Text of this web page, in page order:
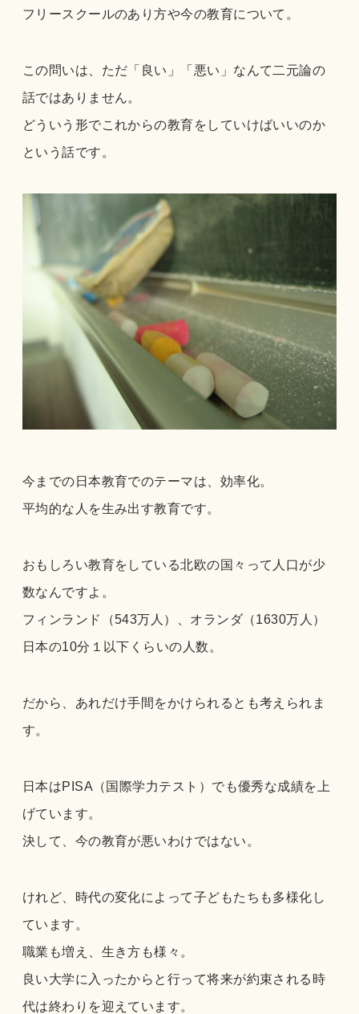
フリースクールのあり方や今の教育について。
この問いは、ただ「良い」「悪い」なんて二元論の
話ではありません。
どういう形でこれからの教育をしていけばいいのか
という話です。
今までの日本教育でのテーマは、効率化。
平均的な人を生み出す教育です。
おもしろい教育をしている北欧の国々って人口が少
数なんですよ。
フィンランド（543万人）、オランダ（1630万人）
日本の10分１以下くらいの人数。
だから、あれだけ手間をかけられるとも考えられま
す。
日本はPISA（国際学力テスト）でも優秀な成績を上
げています。
決して、今の教育が悪いわけではない。
けれど、時代の変化によって子どもたちも多様化し
ています。
職業も増え、生き方も様々。
良い大学に入ったからと行って将来が約束される時
代は終わりを迎えています。